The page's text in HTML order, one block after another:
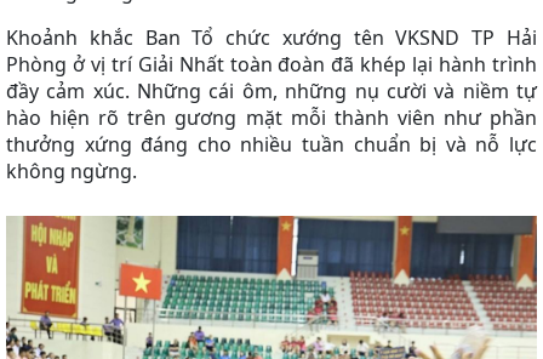
Khoảnh khắc Ban Tổ chức xướng tên VKSND TP Hải
Phòng ở vị trí Giải Nhất toàn đoàn đã khép lại hành trình
đầy cảm xúc. Những cái ôm, những nụ cười và niềm tự
hào hiện rõ trên gương mặt mỗi thành viên như phần
thưởng xứng đáng cho nhiều tuần chuẩn bị và nỗ lực
không ngừng.